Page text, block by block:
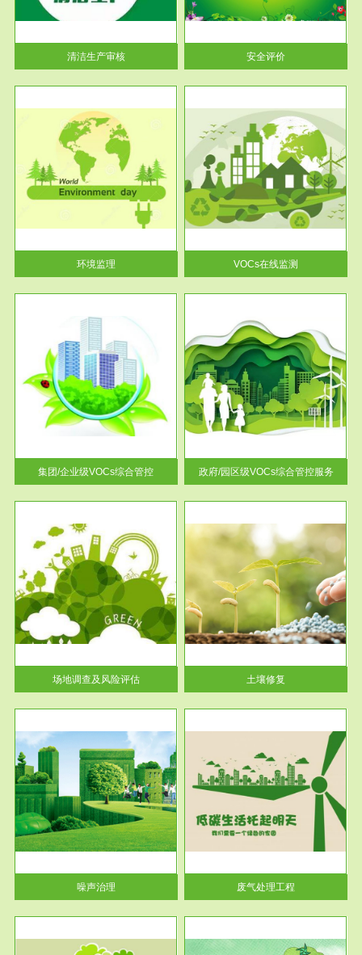
清洁生产审核
分析和预测工程、系统、生产经
营活...
安全评价
环境监理
服务范围
VOCs在线监测
根据《重点区域大气污染防
治“十二五”规划》有机废气净化
率达...
VOCs在线监测
集团/企业级VOCs综合管控
服务范围
政府/园区级VOCs综合管控服务
根据《石化行业挥发性有机物综
合整治方案》文件要求，到2017
年，全...
政府/园区级VOCs综合管控服务
场地调查及风险评估
服务范围
土壤修复
土壤修复
噪声治理
服务范围
废气处理工程
废气处理工程